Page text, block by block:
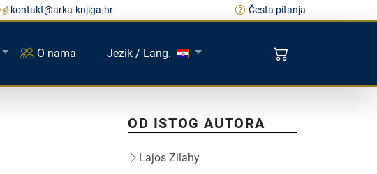
kontakt@arka-knjiga.hr Česta pitanja
O nama Jezik / Lang.
OD ISTOG AUTORA
Lajos Zilahy